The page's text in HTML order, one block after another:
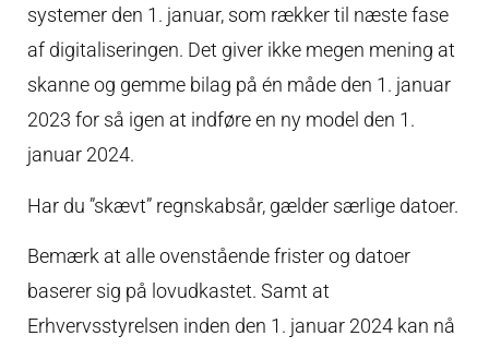
systemer den 1. januar, som rækker til næste fase
af digitaliseringen. Det giver ikke megen mening at
skanne og gemme bilag på én måde den 1. januar
2023 for så igen at indføre en ny model den 1.
januar 2024.
Har du ”skævt” regnskabsår, gælder særlige datoer.
Bemærk at alle ovenstående frister og datoer
baserer sig på lovudkastet. Samt at
Erhvervsstyrelsen inden den 1. januar 2024 kan nå